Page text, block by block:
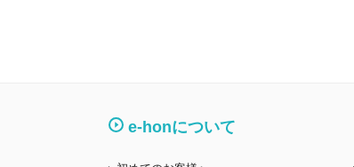
e-honについて